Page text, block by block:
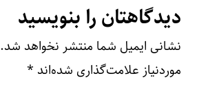
دیدگاهتان را بنویسید
نشانی ایمیل شما منتشر نخواهد شد.
موردنیاز علامت‌گذاری شده‌اند *